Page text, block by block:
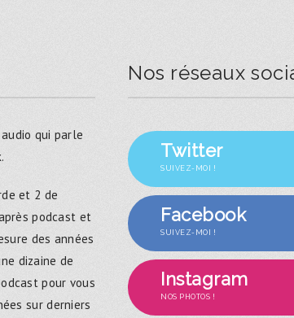
qui parle
et 2 de
podcast et
des années
dizaine de
pour vous
sur derniers
Nos réseaux
Twitter
SUIVEZ-MOI !
Facebook
SUIVEZ-MOI !
Instagram
NOS PHOTOS !